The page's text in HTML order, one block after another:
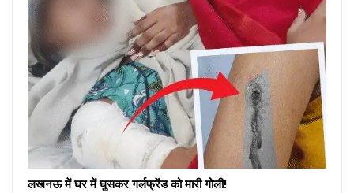
लखनऊ में घर में घुसकर गर्लफ्रेंड को मारी गोली!